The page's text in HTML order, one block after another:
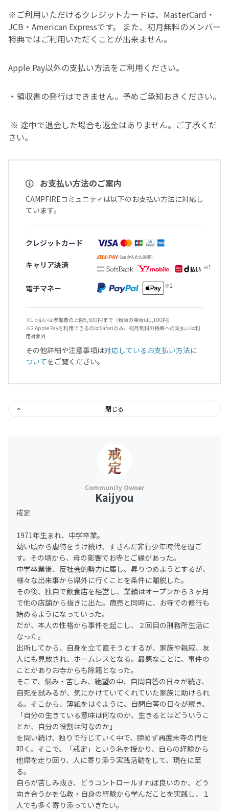
※ご利用いただけるクレジットカードは、MasterCard・
JCB・American Expressです。 また、初月無料のメンバー
特典ではご利用いただくことが出来ません。
Apple Pay以外の支払い方法をご利用ください。
・領収書の発行はできません。予めご承知おきください。
※ 途中で退会した場合も返金はありません。ご了承くだ
さい。
お支払い方法のご案内
CAMPFIREコミュニティは以下のお支払い方法に対応し
ています。
クレジットカード
キャリア決済
電子マネー
※1 d払いは参加費の上限5,500円まで（物販の場合は1,100円）
※2 Apple Payを利用できるのはSafariのみ、初月無料の特典への支払いは利
用対象外
その他詳細や注意事項は対応しているお支払い方法に
ついてをご覧ください。
閉じる
Kaijyou
戒定
1971年生まれ、中学卒業。
幼い頃から虐待をうけ続け、すさんだ非行少年時代を過ご
す。その頃から、母の影響でお寺とご縁があった。
中学卒業後、反社会的勢力に属し、昇りつめようとするが、
様々な出来事から県外に行くことを条件に離脱した。
その後、独自で飲食店を経営し、業績はオープンから３ヶ月
で他の店舗から抜きに出た。商売と同時に、お寺での修行も
始めるようになっていった。
だが、本人の性格から事件を起こし、２回目の刑務所生活に
なった。
出所してから、自身を立て直そうとするが、家族や親戚、友
人にも見放され、ホームレスとなる。最悪なことに、事件の
ことがありお寺からも除籍となった。
そこで、悩み・苦しみ、絶望の中、自問自答の日々が続き、
自死を試みるが、気にかけていてくれていた家族に助けられ
る。そこから、薄紙をはぐように、自問自答の日々が続き、
「自分の生きている意味は何なのか、生きるとはどういうこ
とか、自分の役割は何なのか」
を問い続け、独りで行じていく中で、諦めず再度末寺の門を
叩く。そこで、「戒定」という名を授かり、自らの経験から
他県を走り回り、人に寄り添う実践活動をして、現在に至
る。
自らが苦しみ抜き、どうコントロールすれば良いのか、どう
向き合うかを仏教・自身の経験から学んだことを実践し、１
人でも多く寄り添っていきたい。